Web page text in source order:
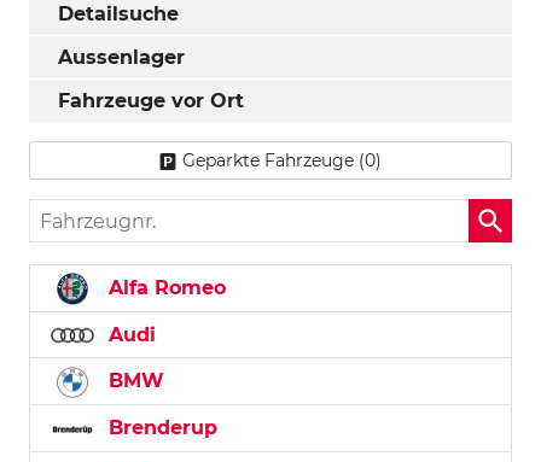
Detailsuche
Aussenlager
Fahrzeuge vor Ort
Geparkte Fahrzeuge (0)
Fahrzeugnr.
Alfa Romeo
Audi
BMW
Brenderup